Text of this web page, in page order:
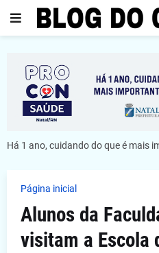
Há 1 ano, cuidando do que é mais
Página inicial
Alunos da
visitam a Escola